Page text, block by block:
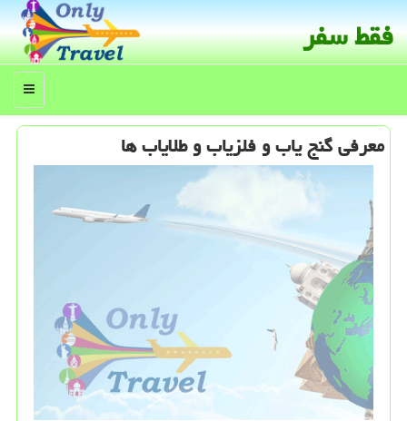
فقط سفر
منو
معرفی گنج یاب و فلزیاب و طلایاب ها